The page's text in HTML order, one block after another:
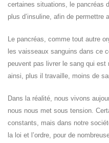
certaines situations, le pancréas
plus d’insuline, afin de permettre
Le pancréas, comme tout autre
les vaisseaux sanguins dans ce
peuvent pas livrer le sang qui
ainsi, plus il travaille, moins de
Dans la réalité, nous vivons
nous nous met sous tension.
constants, mais dans notre
la loi et l’ordre, pour de